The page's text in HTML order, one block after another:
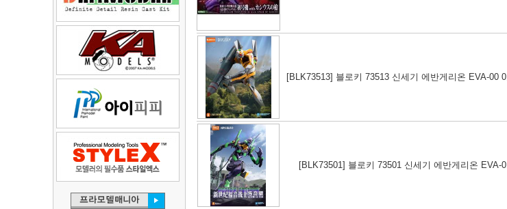
[BLK73513] 블로키 73513 신세기 에반게리온 EVA-00
[BLK73501] 블로키 73501 신세기 에반게리온 EVA-